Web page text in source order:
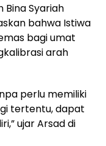
Bina Syariah
bahwa Istiwa
bagi umat
arah
perlu memiliki
tertentu, dapat
ujar Arsad di